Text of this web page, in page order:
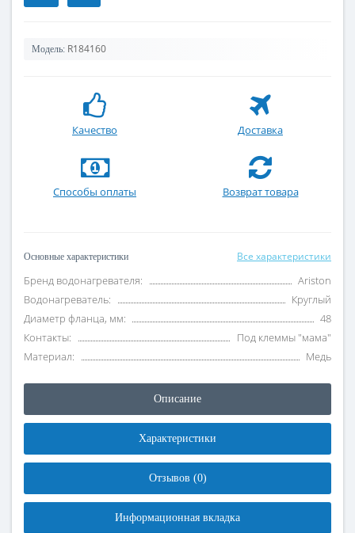
Модель: R184160
Качество Доставка
Способы оплаты Возврат товара
Основные характеристики Все характеристики
Бренд водонагревателя:
Ariston
Водонагреватель:
Круглый
Диаметр фланца, мм:
48
Контакты:
Под клеммы "мама"
Материал:
Медь
Описание
Характеристики
Отзывов (0)
Информационная вкладка